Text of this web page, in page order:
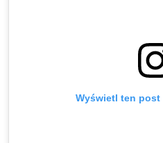
Wyświetl ten post